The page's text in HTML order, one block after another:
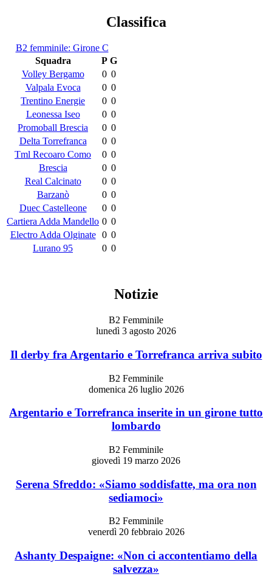
Classifica
B2 femminile: Girone C
Squadra
P G
Volley Bergamo
0 0
Valpala Evoca
0 0
Trentino Energie
0 0
Leonessa Iseo
0 0
Promoball Brescia
0 0
Delta Torrefranca
0 0
Tml Recoaro Como
0 0
Brescia
0 0
Real Calcinato
0 0
Barzanò
0 0
Duec Castelleone
0 0
Cartiera Adda Mandello 0 0
Electro Adda Olginate
0 0
Lurano 95
0 0
Notizie
B2 Femminile
lunedì 3 agosto 2026
Il derby fra Argentario e Torrefranca arriva subito
B2 Femminile
domenica 26 luglio 2026
Argentario e Torrefranca inserite in un girone tutto
lombardo
B2 Femminile
giovedì 19 marzo 2026
Serena Sfreddo: «Siamo soddisfatte, ma ora non
sediamoci»
B2 Femminile
venerdì 20 febbraio 2026
Ashanty Despaigne: «Non ci accontentiamo della
salvezza»